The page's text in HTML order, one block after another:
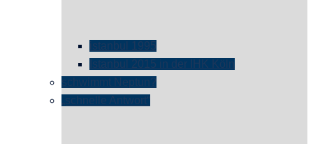
istanbul 1995
Istanbul 2015 in der IHK Köln
schwimmt Neptun?
„schnelle Antwort“